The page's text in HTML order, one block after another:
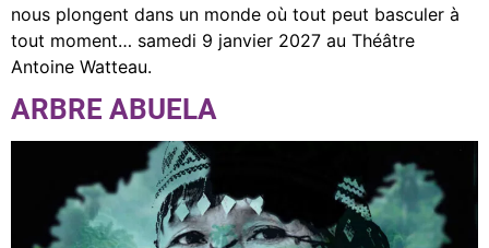
nous plongent dans un monde où tout peut basculer à
tout moment… samedi 9 janvier 2027 au Théâtre
Antoine Watteau.
ARBRE ABUELA